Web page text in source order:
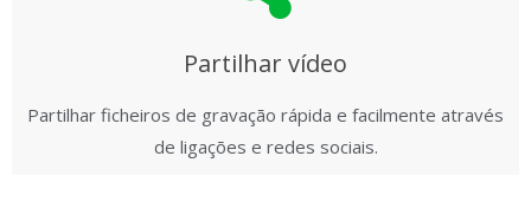
Partilhar vídeo
Partilhar ficheiros de gravação rápida e facilmente através
de ligações e redes sociais.